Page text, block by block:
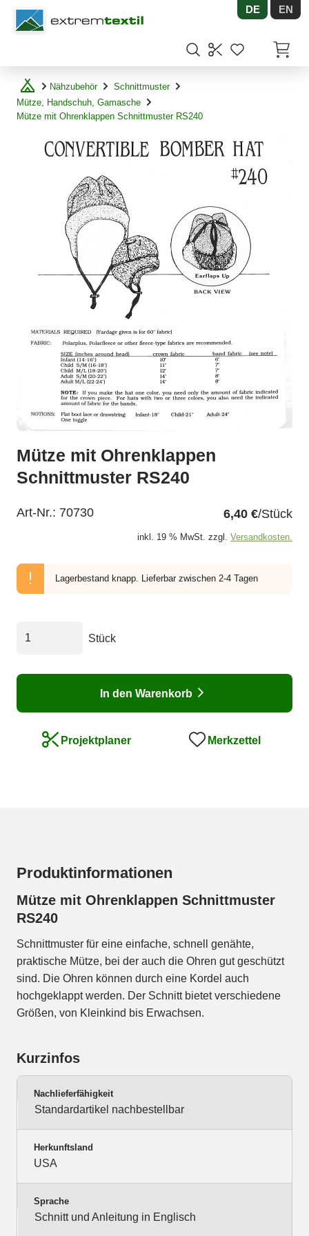
Shopware DE EN
Nähzubehör
Schnittmuster
Mütze, Handschuh, Gamasche
Mütze mit Ohrenklappen Schnittmuster RS240
Mütze mit Ohrenklappen
Schnittmuster RS240
Art-Nr.: 70730 6,40 €/Stück
inkl. 19 % MwSt. zzgl. Versandkosten.
Lagerbestand knapp. Lieferbar zwischen 2-4 Tagen
Stück
In den Warenkorb
Projektplaner Merkzettel
Produktinformationen
Mütze mit Ohrenklappen Schnittmuster
RS240
Schnittmuster für eine einfache, schnell genähte,
praktische Mütze, bei der auch die Ohren gut geschützt
sind. Die Ohren können durch eine Kordel auch
hochgeklappt werden. Der Schnitt bietet verschiedene
Größen, von Kleinkind bis Erwachsen.
Kurzinfos
Nachlieferfähigkeit
Standardartikel nachbestellbar
Herkunftsland
USA
Sprache
Schnitt und Anleitung in Englisch